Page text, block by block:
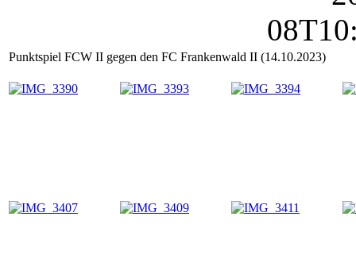
Punktspiel FCW II gegen den FC Frankenwald II (14.10.2023)